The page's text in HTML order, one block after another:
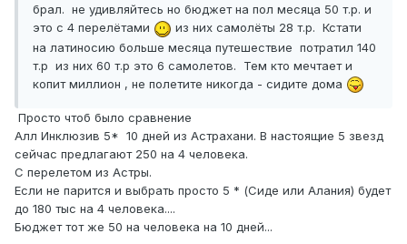
брал. не удивляйтесь но бюджет на пол месяца 50 т.р. и
это с 4 перелётами
из них самолёты 28 т.р. Кстати
на латиносию больше месяца путешествие потратил 140
т.р из них 60 т.р это 6 самолетов. Тем кто мечтает и
копит миллион , не полетите никогда - сидите дома
Просто чтоб было сравнение
Алл Инклюзив 5* 10 дней из Астрахани. В настоящие 5 звезд
сейчас предлагают 250 на 4 человека.
С перелетом из Астры.
Если не парится и выбрать просто 5 * (Сиде или Алания) будет
до 180 тыс на 4 человека....
Бюджет тот же 50 на человека на 10 дней...